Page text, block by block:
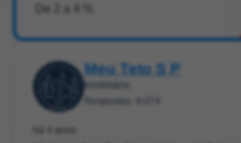
De 2 a 4 %
Meu Teto S P
Imobiliária
Respostas: 9.074
há 4 anos